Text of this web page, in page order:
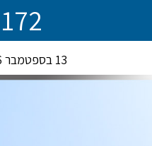
172
13 בספטמבר 2016